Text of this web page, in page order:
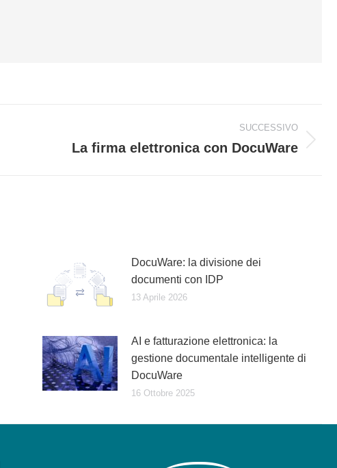
SUCCESSIVO
La firma elettronica con DocuWare
DocuWare: la divisione dei
documenti con IDP
13 Aprile 2026
AI e fatturazione elettronica: la
gestione documentale intelligente di
DocuWare
16 Ottobre 2025